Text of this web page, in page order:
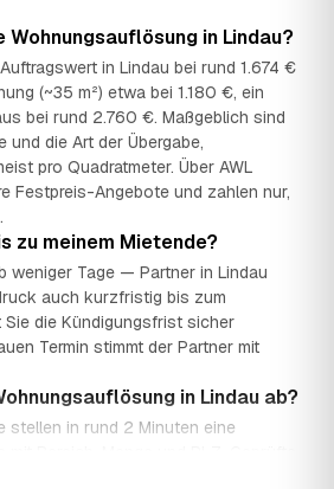
in Lindau?
in Lindau bei rund 1.674 €
(~35 m²) etwa bei 1.180 €, ein
bei rund 2.760 €. Maßgeblich sind
und die Art der Übergabe,
pro Quadratmeter. Über AWL
Festpreis-Angebote und zahlen nur,
zu meinem Mietende?
weniger Tage — Partner in Lindau
auch kurzfristig bis zum
Sie die Kündigungsfrist sicher
Termin stimmt der Partner mit
in Lindau ab?
stellen in rund 2 Minuten eine